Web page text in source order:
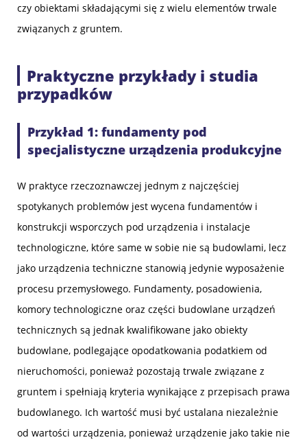
czy obiektami składającymi się z wielu elementów trwale
związanych z gruntem.
Praktyczne przykłady i studia
przypadków
Przykład 1: fundamenty pod
specjalistyczne urządzenia produkcyjne
W praktyce rzeczoznawczej jednym z najczęściej
spotykanych problemów jest wycena fundamentów i
konstrukcji wsporczych pod urządzenia i instalacje
technologiczne, które same w sobie nie są budowlami, lecz
jako urządzenia techniczne stanowią jedynie wyposażenie
procesu przemysłowego. Fundamenty, posadowienia,
komory technologiczne oraz części budowlane urządzeń
technicznych są jednak kwalifikowane jako obiekty
budowlane, podlegające opodatkowania podatkiem od
nieruchomości, ponieważ pozostają trwale związane z
gruntem i spełniają kryteria wynikające z przepisach prawa
budowlanego. Ich wartość musi być ustalana niezależnie
od wartości urządzenia, ponieważ urządzenie jako takie nie